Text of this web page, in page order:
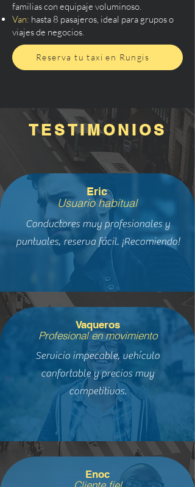
familias con equipaje voluminoso.
Van: hasta 8 pasajeros, ideal para grupos o
viajes de negocios.
Reserva tu taxi en Rungis
TESTIMONIOS
Eric
Usuario habitual
Conductores muy profesionales y
puntuales, reserva fácil. ¡Recomiendo!
Vaqueros
Profesional en movimiento
Servicio impecable, vehículo
confortable y precios muy
competitivos.
Enoc